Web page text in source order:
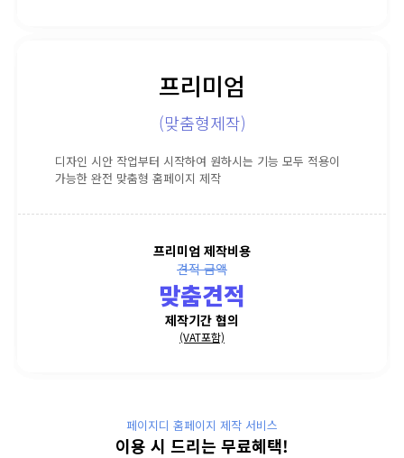
프리미엄
(맞춤형제작)
디자인 시안 작업부터 시작하여 원하시는 기능 모두 적용이
가능한 완전 맞춤형 홈페이지 제작
프리미엄 제작비용
견적 금액
맞춤견적
제작기간 협의
(VAT포함)
페이지디 홈페이지 제작 서비스
이용 시 드리는 무료혜택!